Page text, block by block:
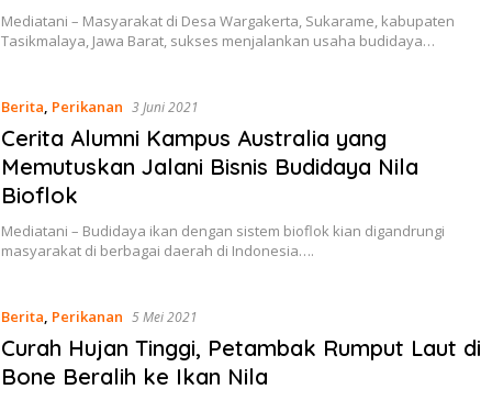
Mediatani – Masyarakat di Desa Wargakerta, Sukarame, kabupaten
Tasikmalaya, Jawa Barat, sukses menjalankan usaha budidaya…
Berita, Perikanan 3 Juni 2021
Cerita Alumni Kampus Australia yang
Memutuskan Jalani Bisnis Budidaya Nila
Bioflok
Mediatani – Budidaya ikan dengan sistem bioflok kian digandrungi
masyarakat di berbagai daerah di Indonesia….
Berita, Perikanan 5 Mei 2021
Curah Hujan Tinggi, Petambak Rumput Laut di
Bone Beralih ke Ikan Nila